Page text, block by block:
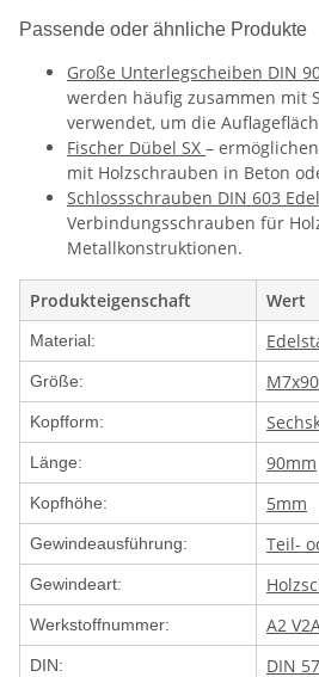
Passende oder ähnliche Produkte
Große Unterlegscheiben DIN
werden häufig zusammen mit
verwendet, um die
Fischer Dübel SX –
mit Holzschrauben in Beton
Schlossschrauben DIN 603
Verbindungsschrauben für
Metallkonstruktionen.
Produkteigenschaft Wert
Material:
Größe: M7x90
Kopfform:
Länge: 90mm
Kopfhöhe: 5mm
Gewindeausführung: Teil-
Gewindeart:
Werkstoffnummer: A2
DIN: DIN